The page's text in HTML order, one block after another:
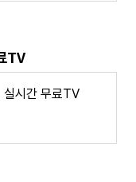
TV
시간 무료TV